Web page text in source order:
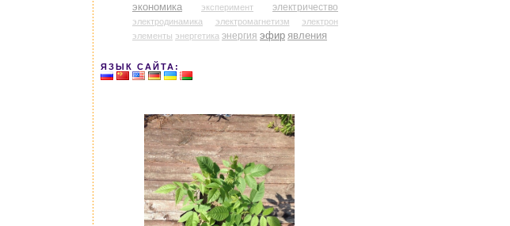
экономика
эксперимент электричество
электродинамика электромагнетизм
электрон
элементы энергетика энергия эфир явления
ЯЗЫК САЙТА: